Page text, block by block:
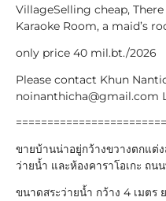
VillageSelling cheap,
Karaoke Room, a maid’s
only price 40 mil.bt./2026
Please contact Khun
noinanthicha@gmail.com
ขายบ้านน่าอยู่กว้างขวางตกแต่
ว่ายน้ำ และห้องคาราโอเกะ ถ
ขนาดสระว่ายน้ำ กว้าง 4 เมตร